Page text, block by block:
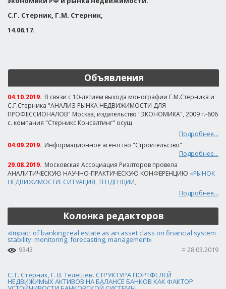
С.Г. Стерник, Г.М. Стерник,
14.06.17.
Объявления
04.10.2019. В связи с 10-летием выхода монографии Г.М.Стерника и
С.Г.Стерника "АНАЛИЗ РЫНКА НЕДВИЖИМОСТИ ДЛЯ
ПРОФЕССИОНАЛОВ" Москва, издательство "ЭКОНОМИКА", 2009 г.-606
с. компания "Стерникс Консалтинг" осущ
Подробнее...
04.09.2019. Информационное агентство "Строительство"
Подробнее...
29.08.2019. Московская Ассоциация Риэлторов провела
АНАЛИТИЧЕСКУЮ НАУЧНО-ПРАКТИЧЕСКУЮ КОНФЕРЕНЦИЮ «РЫНОК
НЕДВИЖИМОСТИ: СИТУАЦИЯ, ТЕНДЕНЦИИ,
Подробнее...
Колонка редакторов
«Impact of banking real estate as an asset class on financial system
stability: monitoring, forecasting, management»
9343
28.03.2019
С. Г. Стерник, Г. В. Телешев. СТРУКТУРА ПОРТФЕЛЕЙ
НЕДВИЖИМЫХ АКТИВОВ НА БАЛАНСЕ БАНКОВ КАК ФАКТОР